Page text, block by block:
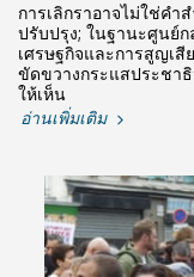
การเลิกราอาจไม่ใช่คำ
ปรับปรุง; ในฐานะศูนย์
เศรษฐกิจและการสูญเสี
ขัดขวางกระแสประชาธิ
ให้เห็น
อ่านเพิ่มเติม